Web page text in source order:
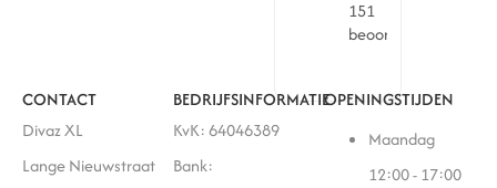
151
beoordelingen
CONTACT
Divaz XL
Lange Nieuwstraat
BEDRIJFSINFORMATIE
KvK: 64046389
Bank:
OPENINGSTIJDEN
Maandag
12:00 - 17:00